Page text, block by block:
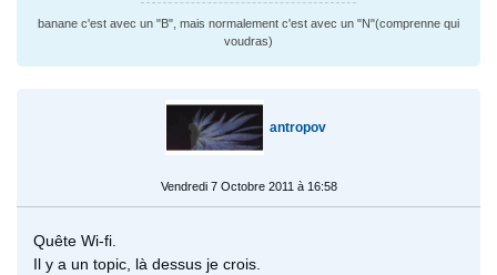
banane c'est avec un "B", mais normalement c'est avec un "N"(comprenne qui
voudras)
antropov
Vendredi 7 Octobre 2011 à 16:58
Quête Wi-fi.
Il y a un topic, là dessus je crois.